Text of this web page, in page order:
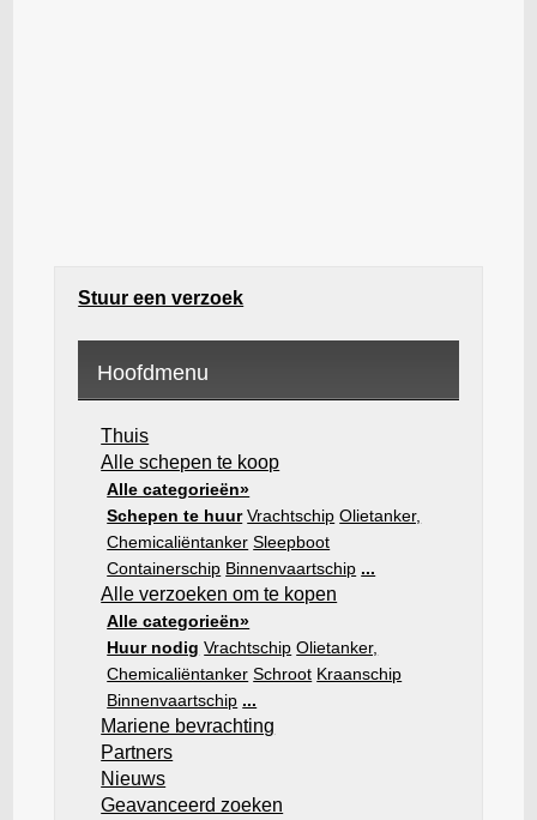
Stuur een verzoek
Hoofdmenu
Thuis
Alle schepen te koop
Alle categorieën»
Schepen te huur Vrachtschip Olietanker,
Chemicaliëntanker Sleepboot
Containerschip Binnenvaartschip ...
Alle verzoeken om te kopen
Alle categorieën»
Huur nodig Vrachtschip Olietanker,
Chemicaliëntanker Schroot Kraanschip
Binnenvaartschip ...
Mariene bevrachting
Partners
Nieuws
Geavanceerd zoeken